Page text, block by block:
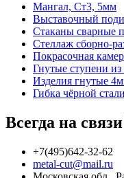
Мангал, Ст3, 5мм
Выставочный
Стаканы сварные
Стеллаж сборно-
Покрасочная
Гнутые ступени
Изделия гнутые
Гибка чёрной стали
Всегда на
+7(495)642-32-62
metal-cut@mail.ru